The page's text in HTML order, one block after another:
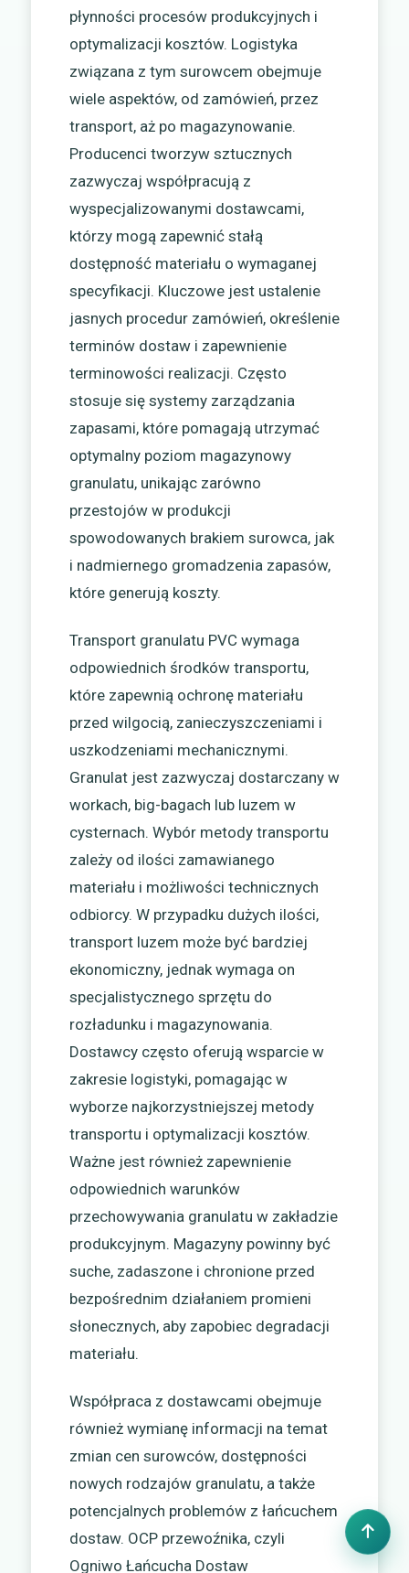
płynności procesów produkcyjnych i
optymalizacji kosztów. Logistyka
związana z tym surowcem obejmuje
wiele aspektów, od zamówień, przez
transport, aż po magazynowanie.
Producenci tworzyw sztucznych
zazwyczaj współpracują z
wyspecjalizowanymi dostawcami,
którzy mogą zapewnić stałą
dostępność materiału o wymaganej
specyfikacji. Kluczowe jest ustalenie
jasnych procedur zamówień, określenie
terminów dostaw i zapewnienie
terminowości realizacji. Często
stosuje się systemy zarządzania
zapasami, które pomagają utrzymać
optymalny poziom magazynowy
granulatu, unikając zarówno
przestojów w produkcji
spowodowanych brakiem surowca, jak
i nadmiernego gromadzenia zapasów,
które generują koszty.
Transport granulatu PVC wymaga
odpowiednich środków transportu,
które zapewnią ochronę materiału
przed wilgocią, zanieczyszczeniami i
uszkodzeniami mechanicznymi.
Granulat jest zazwyczaj dostarczany w
workach, big-bagach lub luzem w
cysternach. Wybór metody transportu
zależy od ilości zamawianego
materiału i możliwości technicznych
odbiorcy. W przypadku dużych ilości,
transport luzem może być bardziej
ekonomiczny, jednak wymaga on
specjalistycznego sprzętu do
rozładunku i magazynowania.
Dostawcy często oferują wsparcie w
zakresie logistyki, pomagając w
wyborze najkorzystniejszej metody
transportu i optymalizacji kosztów.
Ważne jest również zapewnienie
odpowiednich warunków
przechowywania granulatu w zakładzie
produkcyjnym. Magazyny powinny być
suche, zadaszone i chronione przed
bezpośrednim działaniem promieni
słonecznych, aby zapobiec degradacji
materiału.
Współpraca z dostawcami obejmuje
również wymianę informacji na temat
zmian cen surowców, dostępności
nowych rodzajów granulatu, a także
potencjalnych problemów z łańcuchem
dostaw. OCP przewoźnika, czyli
Ogniwo Łańcucha Dostaw